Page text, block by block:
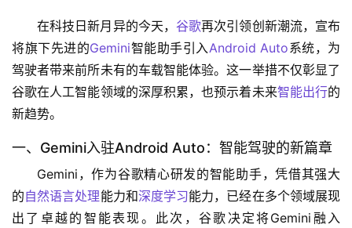
在科技日新月异的今天， 谷歌再次引领创新潮流，宣布
将旗下先进的Gemini智能助手引入Android Auto系统，为
驾驶者带来前所未有的车载智能体验。这一举措不仅彰显了
谷歌在人工智能领域的深厚积累，也预示着未来智能出行的
新趋势。
一、Gemini入驻Android Auto：智能驾驶的新篇章
Gemini，作为谷歌精心研发的智能助手，凭借其强大
的自然语言处理能力和深度学习能力，已经在多个领域展现
出了卓越的智能表现。此次，谷歌决定将Gemini融入